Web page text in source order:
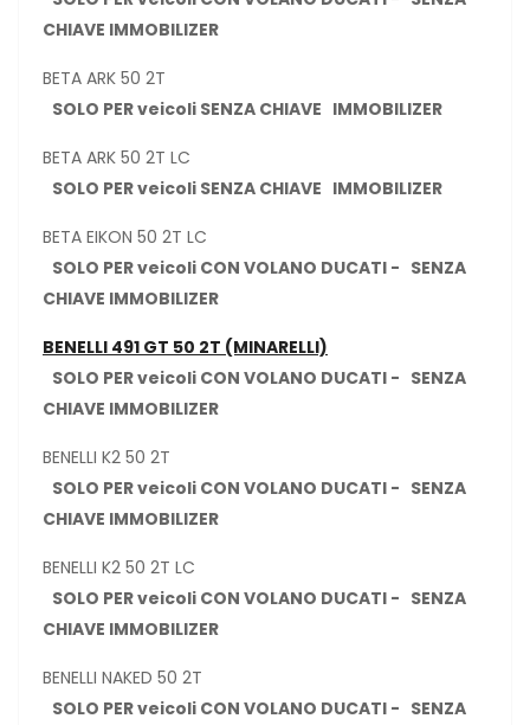
CHIAVE IMMOBILIZER
BETA ARK 50 2T
SOLO PER veicoli SENZA CHIAVE IMMOBILIZER
BETA ARK 50 2T LC
SOLO PER veicoli SENZA CHIAVE IMMOBILIZER
BETA EIKON 50 2T LC
SOLO PER veicoli CON VOLANO DUCATI - SENZA
CHIAVE IMMOBILIZER
BENELLI 491 GT 50 2T (MINARELLI)
SOLO PER veicoli CON VOLANO DUCATI - SENZA
CHIAVE IMMOBILIZER
BENELLI K2 50 2T
SOLO PER veicoli CON VOLANO DUCATI - SENZA
CHIAVE IMMOBILIZER
BENELLI K2 50 2T LC
SOLO PER veicoli CON VOLANO DUCATI - SENZA
CHIAVE IMMOBILIZER
BENELLI NAKED 50 2T
SOLO PER veicoli CON VOLANO DUCATI - SENZA